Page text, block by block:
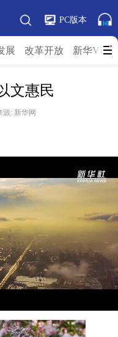
PC版本
展 改革开放 新华V访
文惠民
源: 新华网